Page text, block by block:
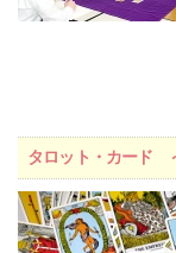
タロット・カード